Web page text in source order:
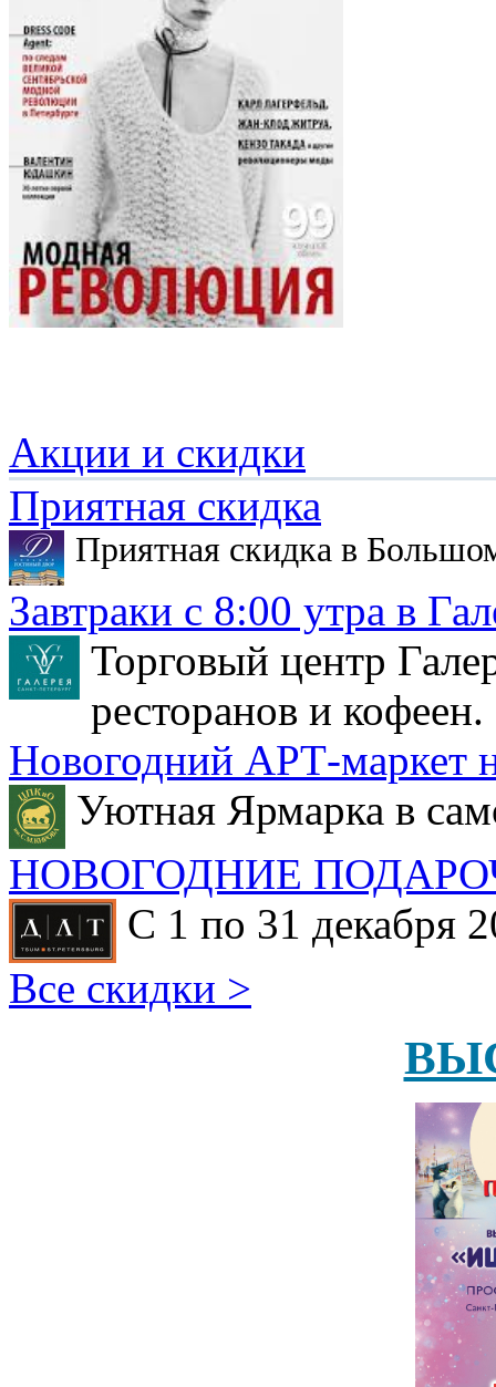
Акции и скидки
Приятная скидка
Приятная скидка в
Завтраки с 8:00 утра в
Торговый центр
ресторанов и кофеен.
Новогодний АРТ-маркет
Уютная Ярмарка в
НОВОГОДНИЕ
С 1 по 31 декабря
Все скидки >